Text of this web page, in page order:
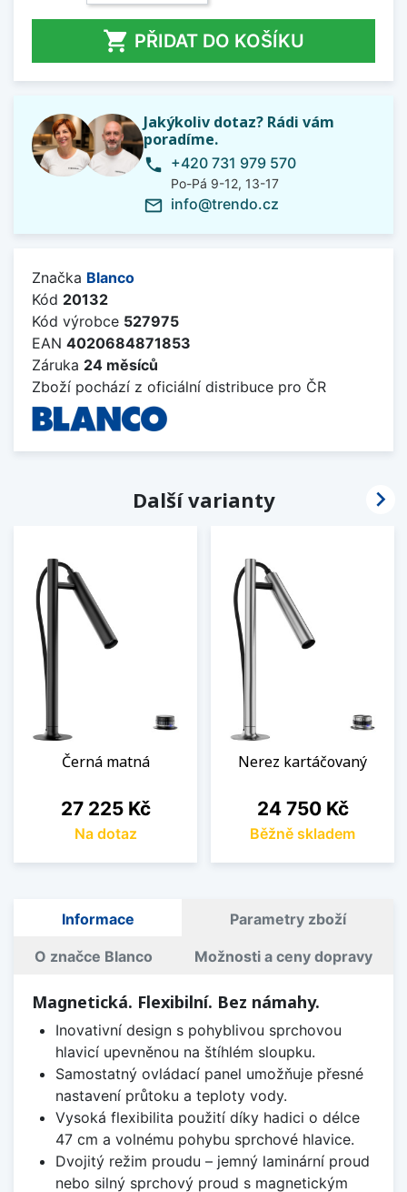
 PŘIDAT DO KOŠÍKU
Jakýkoliv dotaz? Rádi vám
poradíme.
phone +420 731 979 570
Po-Pá 9-12, 13-17
mail_outline info@trendo.cz
Značka Blanco
Kód 20132
Kód výrobce 527975
EAN 4020684871853
Záruka 24 měsíců
Zboží pochází z oficiální distribuce pro ČR
Další varianty
Černá matná
Cena
27 225 Kč
Na dotaz
Nerez kartáčovaný
Cena
24 750 Kč
Běžně skladem

Informace Parametry zboží
O značce Blanco Možnosti a ceny dopravy
Magnetická. Flexibilní. Bez námahy.
Inovativní design s pohyblivou sprchovou
hlavicí upevněnou na štíhlém sloupku.
Samostatný ovládací panel umožňuje přesné
nastavení průtoku a teploty vody.
Vysoká flexibilita použití díky hadici o délce
47 cm a volnému pohybu sprchové hlavice.
Dvojitý režim proudu – jemný laminární proud
nebo silný sprchový proud s magnetickým